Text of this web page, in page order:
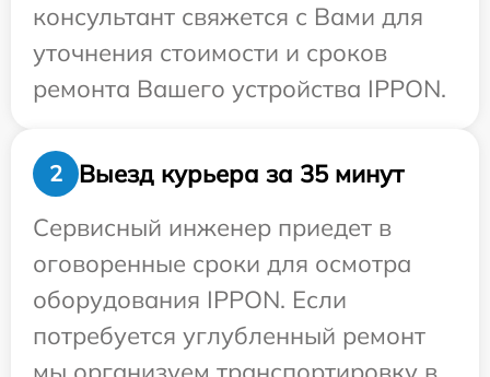
консультант свяжется с Вами для
уточнения стоимости и сроков
ремонта Вашего устройства IPPON.
2
Выезд курьера за 35 минут
Сервисный инженер приедет в
оговоренные сроки для осмотра
оборудования IPPON. Если
потребуется углубленный ремонт